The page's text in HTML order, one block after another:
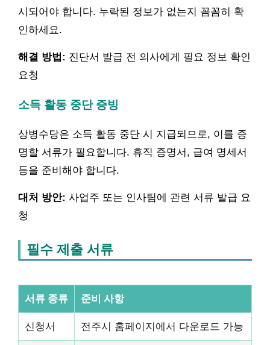
시되어야 합니다. 누락된 정보가 없는지 꼼꼼히 확
인하세요.
해결 방법: 진단서 발급 전 의사에게 필요 정보 확인
요청
소득 활동 중단 증빙
상병수당은 소득 활동 중단 시 지급되므로, 이를 증
명할 서류가 필요합니다. 휴직 증명서, 급여 명세서
등을 준비해야 합니다.
대처 방안: 사업주 또는 인사팀에 관련 서류 발급 요
청
필수 제출 서류
서류 종류 준비 사항
신청서 전주시 홈페이지에서 다운로드 가능